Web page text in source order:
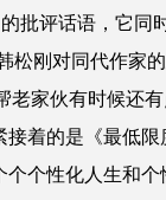
批评话语，它
松刚对同代作
家伙有时候还
着的是《最低
个性化人生和